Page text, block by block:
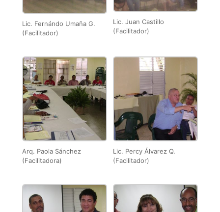
Lic. Fernándo Umaña G.
(Facilitador)
Lic. Juan Castillo
(Facilitador)
Arq. Paola Sánchez
(Facilitadora)
Lic. Percy Álvarez Q.
(Facilitador)